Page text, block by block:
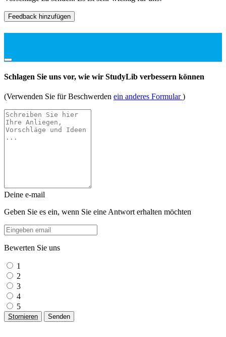
Feedback hinzufügen
Schlagen Sie uns vor, wie wir StudyLib verbessern können
(Verwenden Sie für Beschwerden ein anderes Formular)
Deine e-mail
Geben Sie es ein, wenn Sie eine Antwort erhalten möchten
Bewerten Sie uns
1
2
3
4
5
Stornieren Senden